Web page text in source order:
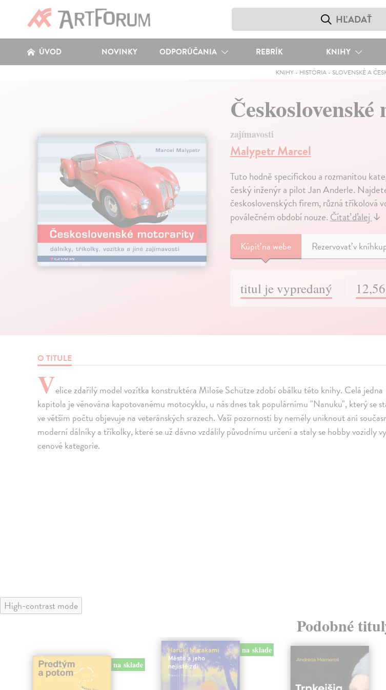
ÚVOD NOVINKY ODPORÚČANIA REBRÍK KNIHY
KNIHY- HISTÓRIA- SLOVENSKÉ A
zajímavosti
Malypetr Marcel
Tuto hodně specifickou a rozmanitou
český inženýr a pilot Jan Anderle.
československých firem, různá tříkolová
poválečném období nouze.Čítať ďalej↓
Kúpiťna webe Rezervovať v
titul je vypredaný
O TITULE
Velice zdařilý model vozítka konstruktéra Miloše Schütze zdobí obálku této knihy. Celá jedna
kapitola je věnována kapotovanému motocyklu, u nás dnes tak populárnímu "Nanuku", který se
ve větším počtu objevuje na veteránských srazech. Vaší pozornosti by neměly uniknout ani
moderní dálníky a tříkolky, které se už dávno vzdálily původnímu určení a staly se hobby vozidly
cenové kategorie.
High-contrast mode
Podobné
na sklade
na sklade